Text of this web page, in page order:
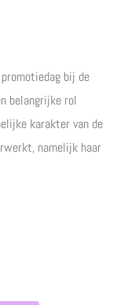
bij de
belangrijke rol
karakter van de
namelijk haar